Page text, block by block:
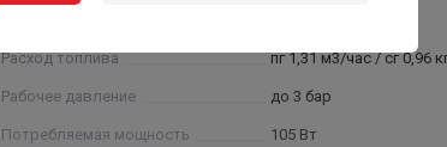
Расход топлива пг 1,31 м3/час / сг 0,96
Рабочее давление до 3 бар
Потребляемая мощность 105 Вт